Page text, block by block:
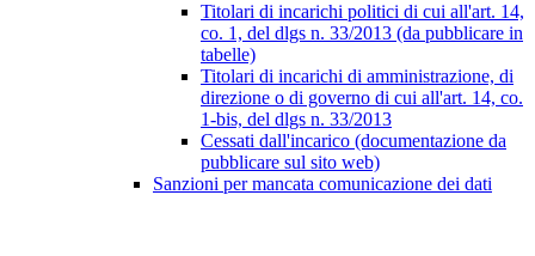
Titolari di incarichi politici di cui all'art. 14,
co. 1, del dlgs n. 33/2013 (da pubblicare in
tabelle)
Titolari di incarichi di amministrazione, di
direzione o di governo di cui all'art. 14, co.
1-bis, del dlgs n. 33/2013
Cessati dall'incarico (documentazione da
pubblicare sul sito web)
Sanzioni per mancata comunicazione dei dati